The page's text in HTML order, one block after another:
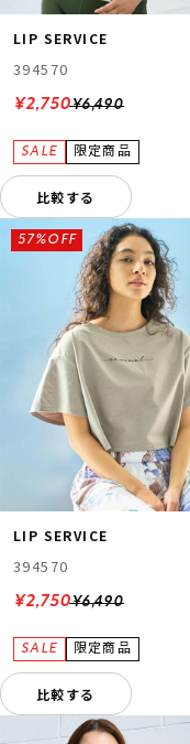
LIP SERVICE
394570
¥6,490
¥2,750
比較する
LIP SERVICE
394570
¥6,490
57%OFF
¥2,750
比較する